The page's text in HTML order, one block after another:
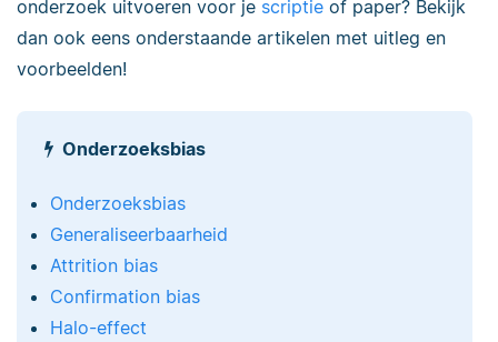
onderzoek uitvoeren voor je scriptie of paper? Bekijk
dan ook eens onderstaande artikelen met uitleg en
voorbeelden!
Onderzoeksbias
Onderzoeksbias
Generaliseerbaarheid
Attrition bias
Confirmation bias
Halo-effect